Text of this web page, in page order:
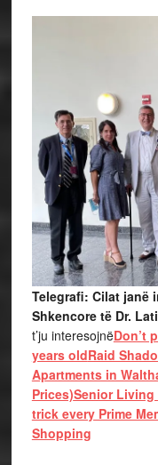
Telegrafi: Cilat janë
Shkencore të Dr.
t’ju interesojnëDon’t
years oldRaid
Apartments in
Prices)Senior Living
trick every Prime
Shopping